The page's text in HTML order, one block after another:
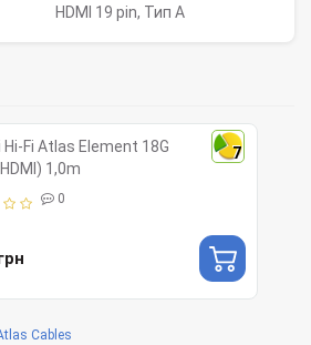
HDMI 19 pin, Тип А
7
Hi-Fi Atlas Element 18G
1,0m
0
Cables